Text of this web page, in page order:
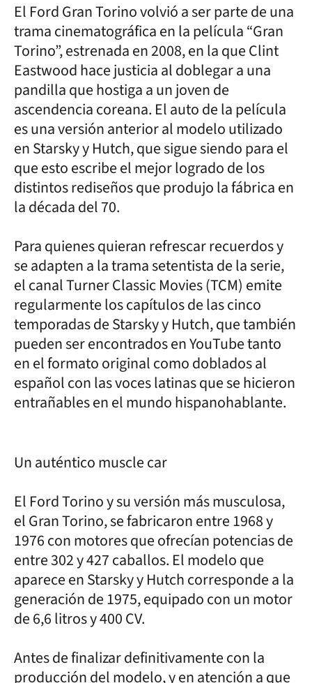
El Ford Gran Torino volvió a ser parte de una
trama cinematográfica en la película “Gran
Torino”, estrenada en 2008, en la que Clint
Eastwood hace justicia al doblegar a una
pandilla que hostiga a un joven de
ascendencia coreana. El auto de la película
es una versión anterior al modelo utilizado
en Starsky y Hutch, que sigue siendo para el
que esto escribe el mejor logrado de los
distintos rediseños que produjo la fábrica en
la década del 70.
Para quienes quieran refrescar recuerdos y
se adapten a la trama setentista de la serie,
el canal Turner Classic Movies (TCM) emite
regularmente los capítulos de las cinco
temporadas de Starsky y Hutch, que también
pueden ser encontrados en YouTube tanto
en el formato original como doblados al
español con las voces latinas que se hicieron
entrañables en el mundo hispanohablante.
Un auténtico muscle car
El Ford Torino y su versión más musculosa,
el Gran Torino, se fabricaron entre 1968 y
1976 con motores que ofrecían potencias de
entre 302 y 427 caballos. El modelo que
aparece en Starsky y Hutch corresponde a la
generación de 1975, equipado con un motor
de 6,6 litros y 400 CV.
Antes de finalizar definitivamente con la
producción del modelo, y en atención a que